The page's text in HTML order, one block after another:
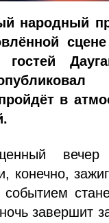
народный
в
конечно,
завершит